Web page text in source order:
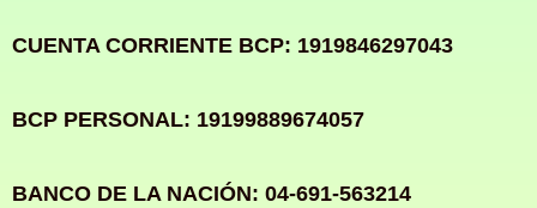
CUENTA CORRIENTE BCP: 1919846297043
BCP PERSONAL: 19199889674057
BANCO DE LA NACIÓN: 04-691-563214